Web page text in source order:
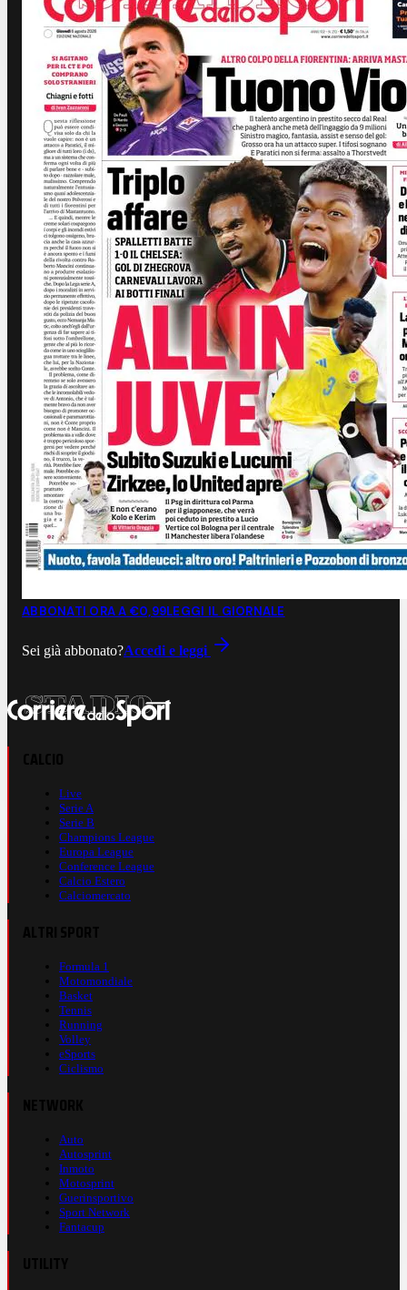
ABBONATI ORA A €0,99LEGGI IL GIORNALE
Sei già abbonato?Accedi e leggi
Live
Serie A
Serie B
Champions League
Europa League
Conference League
Calcio Estero
Calciomercato
Formula 1
Motomondiale
Basket
Tennis
Running
Volley
eSports
Ciclismo
Auto
Autosprint
Inmoto
Motosprint
Guerinsportivo
Sport Network
Fantacup